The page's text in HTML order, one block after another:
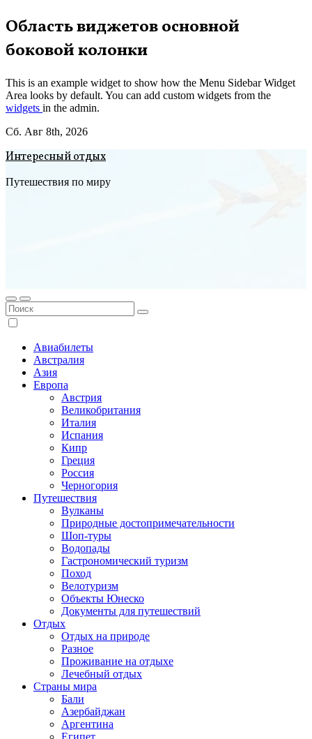
Перейти
к
содержимому
Область виджетов основной
боковой колонки
This is an example widget to show how the Menu Sidebar Widget
Area looks by default. You can add custom widgets from the
widgets in the admin.
Сб. Авг 8th, 2026
Интересный отдых
Путешествия по миру
Авиабилеты
Австралия
Азия
Европа
Австрия
Великобритания
Италия
Испания
Кипр
Греция
Россия
Черногория
Путешествия
Вулканы
Природные достопримечательности
Шоп-туры
Водопады
Гастрономический туризм
Поход
Велотуризм
Объекты Юнеско
Документы для путешествий
Отдых
Отдых на природе
Разное
Проживание на отдыхе
Лечебный отдых
Страны мира
Бали
Азербайджан
Аргентина
Египет